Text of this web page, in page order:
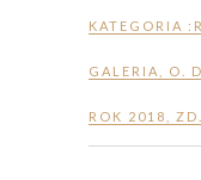
KATEGORIA :
GALERIA O.
ROK 2018